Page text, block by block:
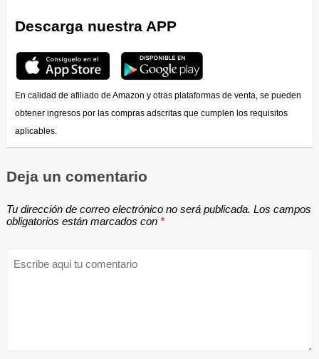
Descarga nuestra APP
En calidad de afiliado de Amazon y otras plataformas de venta, se pueden
obtener ingresos por las compras adscritas que cumplen los requisitos
aplicables.
Deja un comentario
Tu dirección de correo electrónico no será publicada. Los campos
obligatorios están marcados con *